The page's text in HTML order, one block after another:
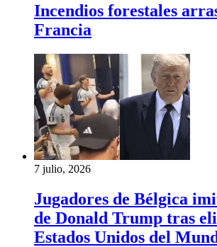
Incendios forestales
Francia
7 julio, 2026
Jugadores de Bélgica
de Donald Trump tras
Estados Unidos del